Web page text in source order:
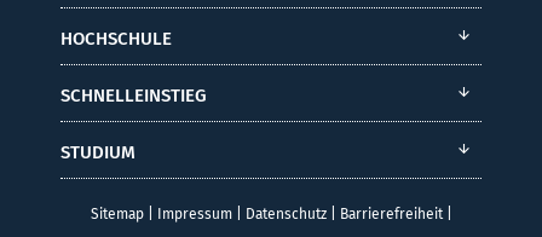
HOCHSCHULE
SCHNELLEINSTIEG
STUDIUM
Sitemap| Impressum| Datenschutz| Barrierefreiheit|